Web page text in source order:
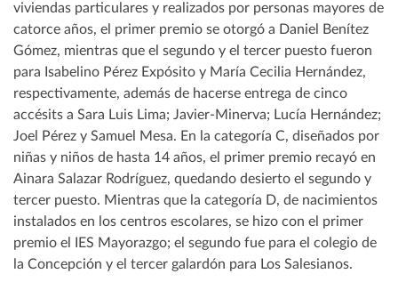
viviendas particulares y realizados por personas mayores de
catorce años, el primer premio se otorgó a Daniel Benítez
Gómez, mientras que el segundo y el tercer puesto fueron
para Isabelino Pérez Expósito y María Cecilia Hernández,
respectivamente, además de hacerse entrega de cinco
accésits a Sara Luis Lima; Javier-Minerva; Lucía Hernández;
Joel Pérez y Samuel Mesa. En la categoría C, diseñados por
niñas y niños de hasta 14 años, el primer premio recayó en
Ainara Salazar Rodríguez, quedando desierto el segundo y
tercer puesto. Mientras que la categoría D, de nacimientos
instalados en los centros escolares, se hizo con el primer
premio el IES Mayorazgo; el segundo fue para el colegio de
la Concepción y el tercer galardón para Los Salesianos.